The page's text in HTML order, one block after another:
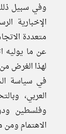
وفي سبيل
الإخبارية
متعددة
عن ما يوليه
لهذا الغرض
في سياسة
العربي،
وفلسطين
الاهتمام ومن